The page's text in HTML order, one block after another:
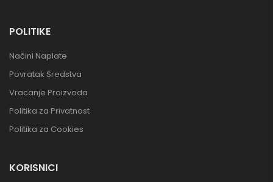
POLITIKE
Načini Naplate
Povratak Sredstva
Vracanje Proizvoda
Politika za Privatnost
Politika za Cookies
KORISNICI